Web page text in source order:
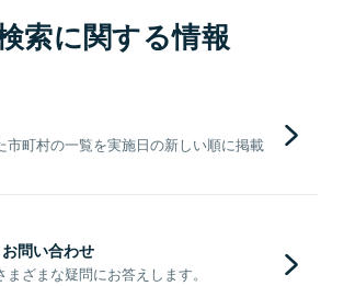
索に関する情報
市町村の一覧を実施日の新しい順に掲載
問い合わせ
ざまな疑問にお答えします。